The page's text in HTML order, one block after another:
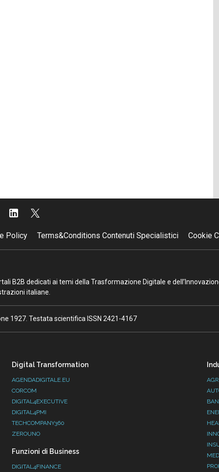
Policy Terms&Conditions Contenuti Specialistici Cookie
B2B dedicati ai temi della Trasformazione Digitale e
italiane.
1927. Testata scientifica ISSN 2421-4167
Digital Transformation
AGENDADIGITALE.EU
CORCOM
DIGITAL4EXECUTIVE
DIGITAL4PMI
TECHCOMPANY360
ZEROUNO
Funzioni di Business
DIGITAL4FINANCE